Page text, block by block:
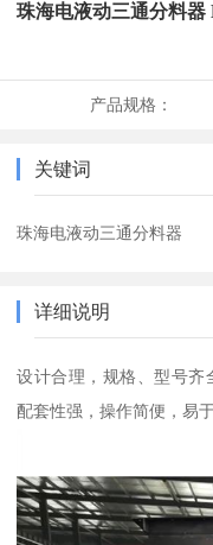
珠海电液动三通分料器
产品规格：
关键词
珠海电液动三通分料器
详细说明
设计合理，规格、型号齐
配套性强，操作简便，易于